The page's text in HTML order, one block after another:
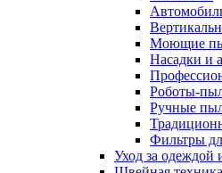
Моющие
Насадки и
Роботы-
Ручные
Фильтры
Уход за одеждой